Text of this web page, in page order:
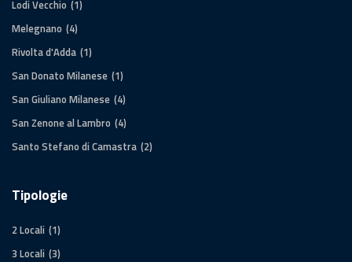
Lodi Vecchio (1)
Melegnano (4)
Rivolta d'Adda (1)
San Donato Milanese (1)
San Giuliano Milanese (4)
San Zenone al Lambro (4)
Santo Stefano di Camastra (2)
Tipologie
2 Locali (1)
3 Locali (3)